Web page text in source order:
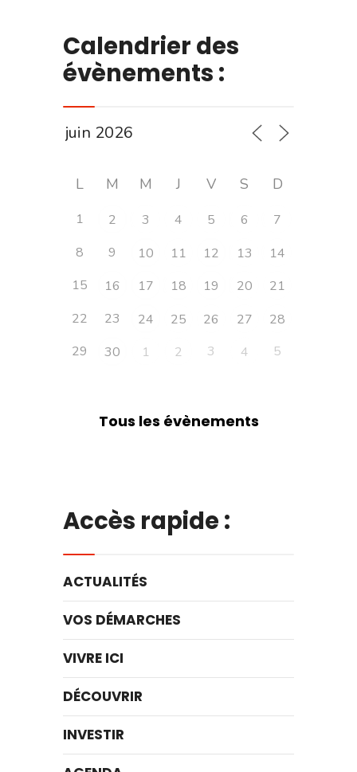
Calendrier des
évènements :
L M M J V S D
1 2 3 4 5 6
7
8
9 10 11 12 13
14
15
16 17 18 19 20
21
22
23 24 25 26 27
28
29
30 1 2 3 4 5
Tous les évènements
Accès rapide :
ACTUALITÉS
VOS DÉMARCHES
VIVRE ICI
DÉCOUVRIR
INVESTIR